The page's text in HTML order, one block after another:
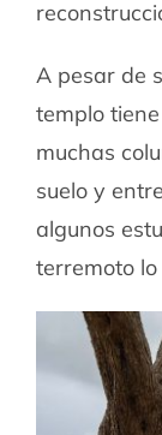
A pesar de
templo
muchas
suelo y
algunos
terremoto